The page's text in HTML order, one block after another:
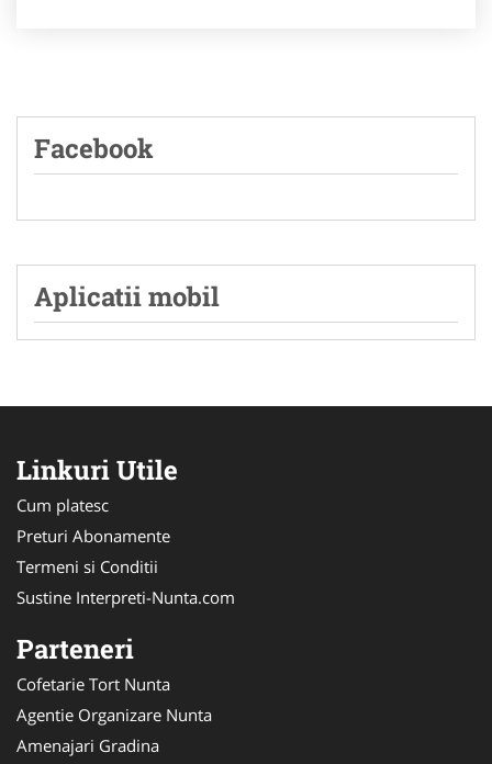
Facebook
Aplicatii mobil
Linkuri Utile
Cum platesc
Preturi Abonamente
Termeni si Conditii
Sustine Interpreti-Nunta.com
Parteneri
Cofetarie Tort Nunta
Agentie Organizare Nunta
Amenajari Gradina